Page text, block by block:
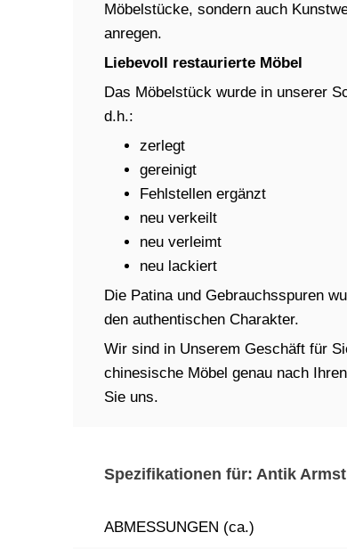
Möbelstücke, sondern auch
anregen.
Liebevoll restaurierte Möbel
Das Möbelstück wurde in unserer
d.h.:
zerlegt
gereinigt
Fehlstellen ergänzt
neu verkeilt
neu verleimt
neu lackiert
Die Patina und Gebrauchsspuren
den authentischen Charakter.
Wir sind in Unserem Geschäft für
chinesische Möbel genau nach
Sie uns.
Spezifikationen für: Antik
ABMESSUNGEN (ca.)